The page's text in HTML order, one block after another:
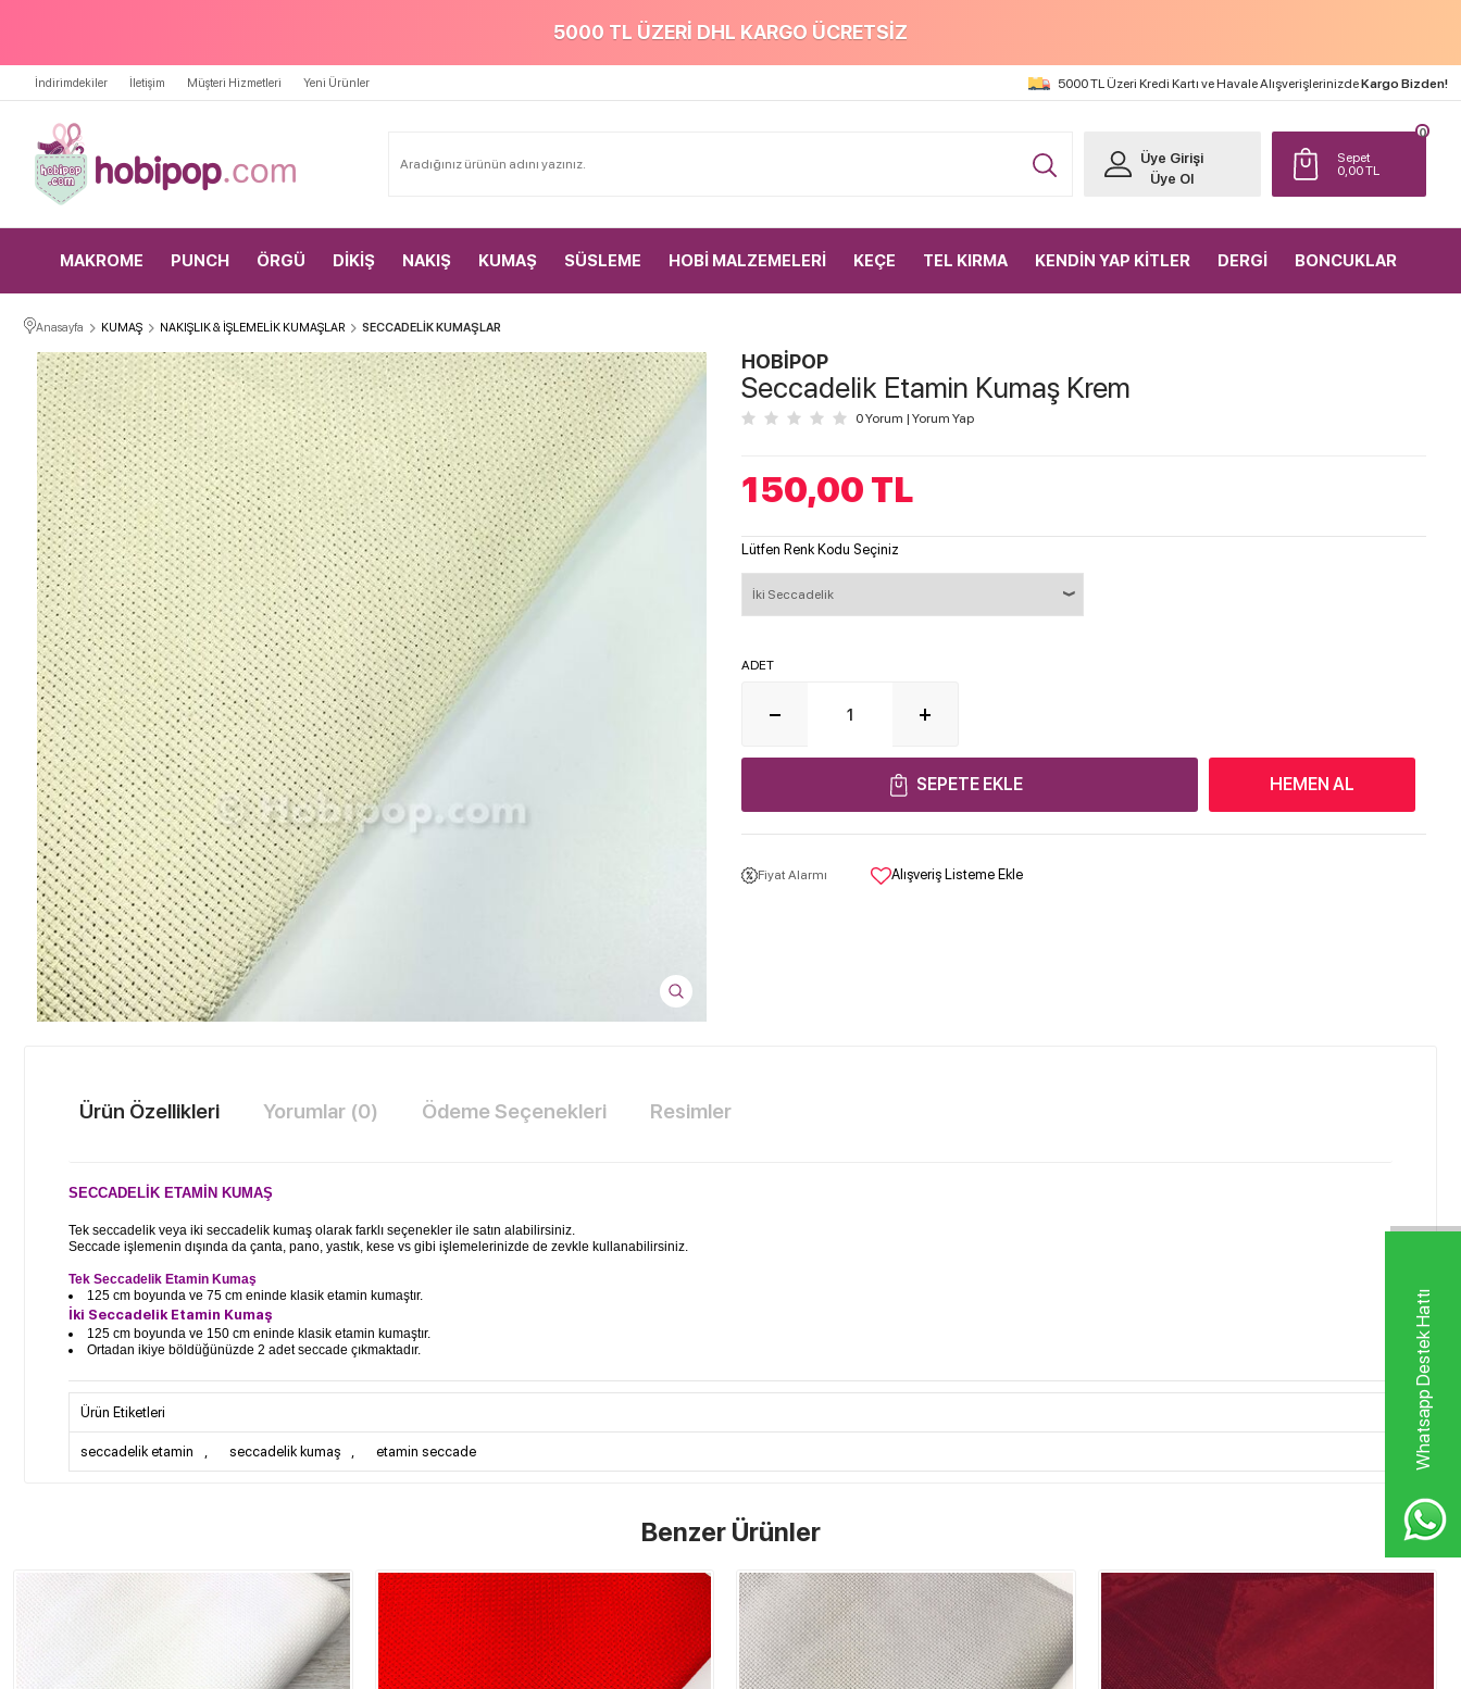
Whatsapp Destek Hattı
5000 TL ÜZERİ DHL KARGO ÜCRETSİZ
İndirimdekiler İletişim Müşteri Hizmetleri Yeni Ürünler 5000 TL Üzeri Kredi Kartı ve Havale AlışverişlerinizdeKargo Bizden!
Sepet
0,00TL
0
Üye Girişi
Üye Ol
MAKROME PUNCH ÖRGÜ DİKİŞ NAKIŞ KUMAŞ SÜSLEME HOBİ MALZEMELERİ KEÇE TEL KIRMA KENDİN YAP KİTLER DERGİ BONCUKLAR
Anasayfa KUMAŞ NAKIŞLIK & İŞLEMELİK KUMAŞLAR SECCADELİK KUMAŞLAR
HOBİPOP
Seccadelik Etamin Kumaş Krem
0 Yorum | Yorum Yap
150,00 TL
Lütfen Renk Kodu Seçiniz
ADET
SEPETE EKLE HEMEN AL
Fiyat Alarmı Alışveriş Listeme Ekle
Ürün Özellikleri Yorumlar (0) Ödeme Seçenekleri Resimler
SECCADELİK ETAMİN KUMAŞ
Tek seccadelik veya iki seccadelik kumaş olarak farklı seçenekler ile satın alabilirsiniz.
Seccade işlemenin dışında da çanta, pano, yastık, kese vs gibi işlemelerinizde de zevkle kullanabilirsiniz.
Tek Seccadelik Etamin Kumaş
125 cm boyunda ve 75 cm eninde klasik etamin kumaştır.
İki Seccadelik Etamin Kumaş
125 cm boyunda ve 150 cm eninde klasik etamin kumaştır.
Ortadan ikiye böldüğünüzde 2 adet seccade çıkmaktadır.
Ürün Etiketleri
seccadelik etamin , seccadelik kumaş , etamin seccade
Benzer Ürünler